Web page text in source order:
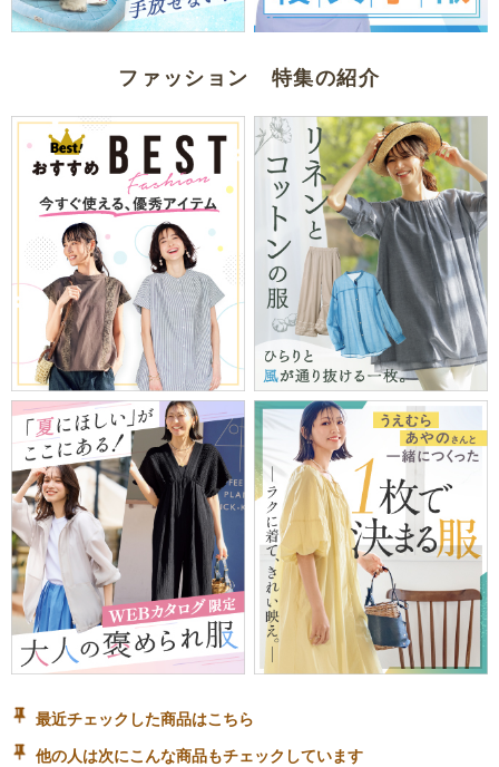
ファッション 特集の紹介
最近チェックした商品はこちら
他の人は次にこんな商品もチェックしています